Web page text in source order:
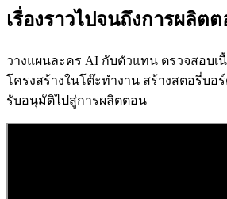
เรื่องราวไปจนถึงการผลิต
วางแผนละคร AI กับตัวแทน ตรวจสอบเ
โครงสร้างในโต๊ะทำงาน สร้างสตอรี่บอ
รับอนุมัติไปสู่การผลิตตอน